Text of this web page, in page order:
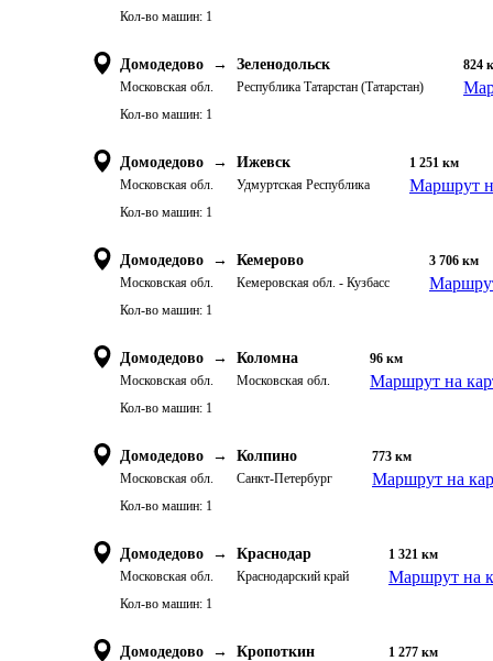
Кол-во машин: 1
Домодедово →
Московская обл.
Зеленодольск
Республика Татарстан (Татарстан)
824
Кол-во машин: 1
Домодедово →
Московская обл.
Ижевск
Удмуртская Республика
1 251 км
Маршрут
Кол-во машин: 1
Домодедово →
Московская обл.
Кемерово
Кемеровская обл. - Кузбасс
3 706 км
Кол-во машин: 1
Домодедово →
Московская обл.
Коломна
Московская обл.
96 км
Маршрут на
Кол-во машин: 1
Домодедово →
Московская обл.
Колпино
Санкт-Петербург
773 км
Маршрут на
Кол-во машин: 1
Домодедово →
Московская обл.
Краснодар
Краснодарский край
1 321 км
Маршрут на
Кол-во машин: 1
Домодедово → Кропоткин 1 277 км